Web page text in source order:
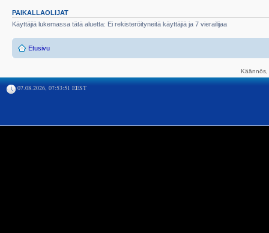
PAIKALLAOLIJAT
Käyttäjiä lukemassa tätä aluetta: Ei rekisteröityneitä käyttäjiä ja 7 vierailijaa
Etusivu
07.08.2026, 07:53:51 EEST